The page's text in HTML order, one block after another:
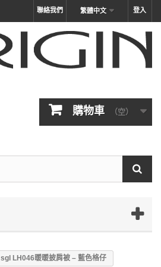
登入
繁體中文
聯絡我們
購物車 （空）
sgl LH046暖暖披肩被 – 藍色格仔